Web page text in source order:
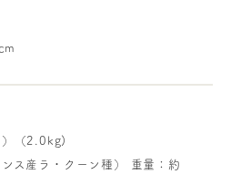
）（2.0kg)
ス産ラ・クーン種） 重量：約